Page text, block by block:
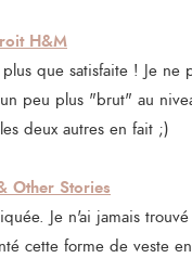
H&M
que satisfaite ! Je ne
peu plus "brut" au
deux autres en fait ;)
Other Stories
Je n'ai jamais
cette forme de veste